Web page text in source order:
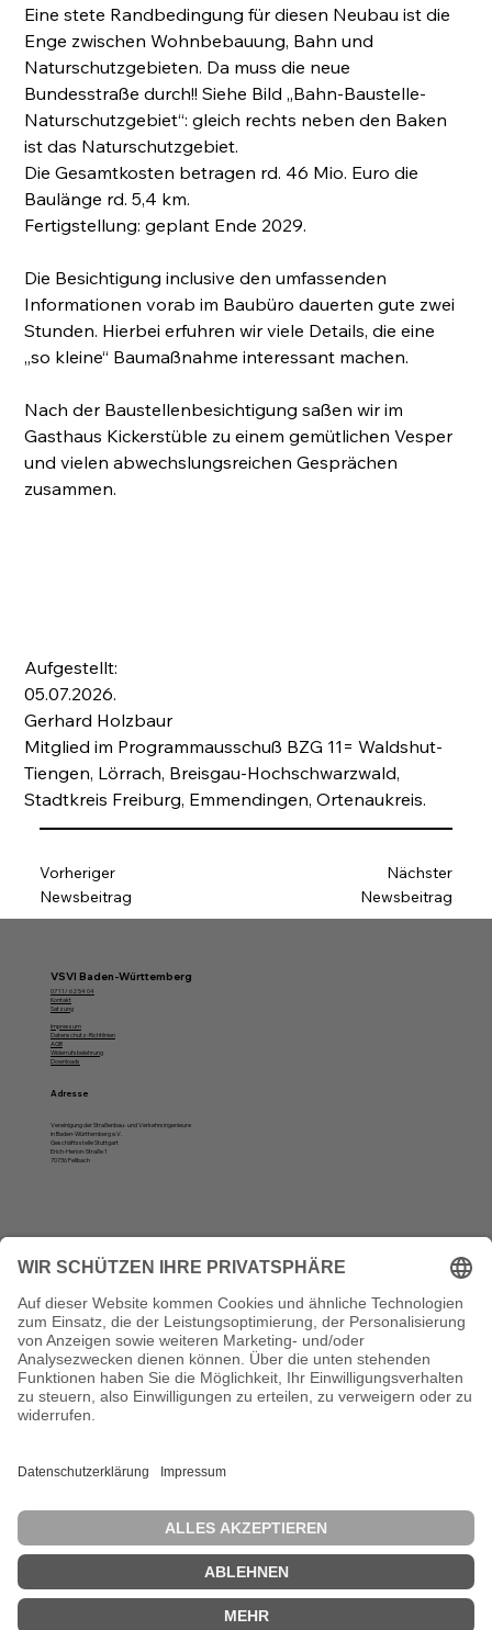
Eine stete Randbedingung für diesen Neubau ist die
Enge zwischen Wohnbebauung, Bahn und
Naturschutzgebieten. Da muss die neue
Bundesstraße durch!! Siehe Bild „Bahn-Baustelle-
Naturschutzgebiet“: gleich rechts neben den Baken
ist das Naturschutzgebiet.
Die Gesamtkosten betragen rd. 46 Mio. Euro die
Baulänge rd. 5,4 km.
Fertigstellung: geplant Ende 2029.
Die Besichtigung inclusive den umfassenden
Informationen vorab im Baubüro dauerten gute zwei
Stunden. Hierbei erfuhren wir viele Details, die eine
„so kleine“ Baumaßnahme interessant machen.
Nach der Baustellenbesichtigung saßen wir im
Gasthaus Kickerstüble zu einem gemütlichen Vesper
und vielen abwechslungsreichen Gesprächen
zusammen.
Aufgestellt:
05.07.2026.
Gerhard Holzbaur
Mitglied im Programmausschuß BZG 11= Waldshut-
Tiengen, Lörrach, Breisgau-Hochschwarzwald,
Stadtkreis Freiburg, Emmendingen, Ortenaukreis.
Vorheriger
Newsbeitrag
Nächster
Newsbeitrag
VSVI Baden-Württemberg
07 11/ 62 54 04
Kontakt
Satzung
Impressum
Datenschutz-Richtlinien
AGB
Widerrufsbelehrung
Downloads
Adresse
Vereinigung der Straßenbau- und Verkehrsingenieure
in Baden-Württemberg e.V.
Geschäftsstelle Stuttgart
Erich-Herion-Straße 1
70736 Fellbach
Montag, Dienstag und Donnerstag:
10 bis 12 Uhr und von 13 bis 16 Uhr
Die VSVI Baden-Württemberg ist Mitglied der Bundesvereinigung der Straßenbau- und Verkehrsingenieure e. V. (BSVI). Diese vertritt in 14